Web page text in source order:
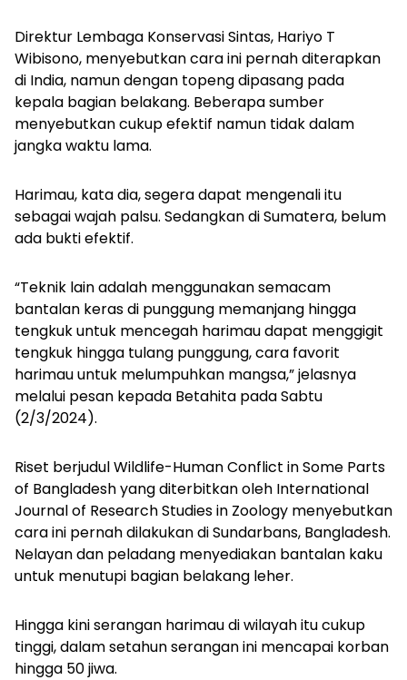
Direktur Lembaga Konservasi Sintas, Hariyo T
Wibisono, menyebutkan cara ini pernah diterapkan
di India, namun dengan topeng dipasang pada
kepala bagian belakang. Beberapa sumber
menyebutkan cukup efektif namun tidak dalam
jangka waktu lama.
Harimau, kata dia, segera dapat mengenali itu
sebagai wajah palsu. Sedangkan di Sumatera, belum
ada bukti efektif.
“Teknik lain adalah menggunakan semacam
bantalan keras di punggung memanjang hingga
tengkuk untuk mencegah harimau dapat menggigit
tengkuk hingga tulang punggung, cara favorit
harimau untuk melumpuhkan mangsa,” jelasnya
melalui pesan kepada Betahita pada Sabtu
(2/3/2024).
Riset berjudul Wildlife-Human Conflict in Some Parts
of Bangladesh yang diterbitkan oleh International
Journal of Research Studies in Zoology menyebutkan
cara ini pernah dilakukan di Sundarbans, Bangladesh.
Nelayan dan peladang menyediakan bantalan kaku
untuk menutupi bagian belakang leher.
Hingga kini serangan harimau di wilayah itu cukup
tinggi, dalam setahun serangan ini mencapai korban
hingga 50 jiwa.